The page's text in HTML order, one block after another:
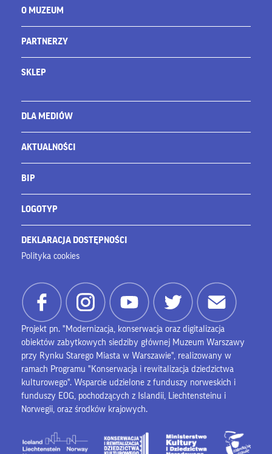
O MUZEUM
PARTNERZY
SKLEP
DLA MEDIÓW
AKTUALNOŚCI
BIP
LOGOTYP
DEKLARACJA DOSTĘPNOŚCI
Polityka cookies
Projekt pn. "Modernizacja, konserwacja oraz digitalizacja
obiektów zabytkowych siedziby głównej Muzeum Warszawy
przy Rynku Starego Miasta w Warszawie", realizowany w
ramach Programu "Konserwacja i rewitalizacja dziedzictwa
kulturowego". Wsparcie udzielone z funduszy norweskich i
funduszy EOG, pochodzących z Islandii, Liechtensteinu i
Norwegii, oraz środków krajowych.